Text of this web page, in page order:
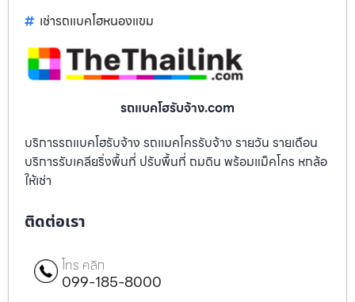
เช่ารถแบคโฮหนองแขม
รถแบคโฮรับจ้าง.com
บริการรถแบคโฮรับจ้าง รถแมคโครรับจ้าง รายวัน รายเดือน
บริการรับเคลียริ่งพื้นที่ ปรับพื้นที่ ถมดิน พร้อมแม็คโคร หกล้อ
ให้เช่า
ติดต่อเรา
โทร คลิก
099-185-8000